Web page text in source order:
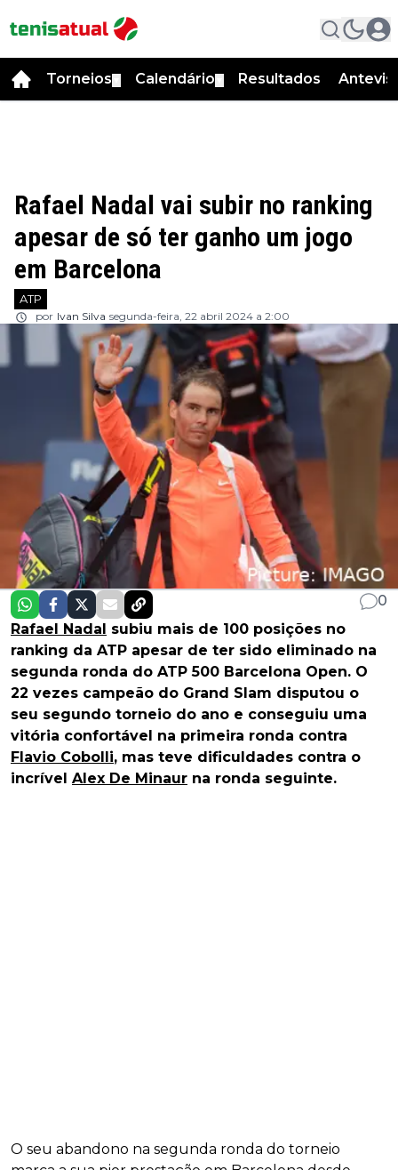
Torneios Calendário Resultados
Rafael Nadal vai subir no ranking
apesar de só ter ganho um jogo
em Barcelona
ATP
por Ivan Silva segunda-feira, 22 abril 2024 a 2:00
0
Rafael Nadal subiu mais de 100 posições no
ranking da ATP apesar de ter sido eliminado na
segunda ronda do ATP 500 Barcelona Open. O
22 vezes campeão do Grand Slam disputou o
seu segundo torneio do ano e conseguiu uma
vitória confortável na primeira ronda contra
Flavio Cobolli, mas teve dificuldades contra o
incrível Alex De Minaur na ronda seguinte.
O seu abandono na segunda ronda do torneio